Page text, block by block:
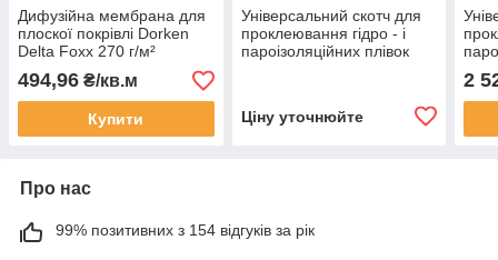
Дифузійна мембрана для
плоскої покрівлі Dorken
Delta Foxx 270 г/м²
1.50х50м
494,96 ₴/кв.м
Купити
Універсальний скотч для
проклеювання гідро - і
пароізоляційних плівок
Ціну уточнюйте
2
Про нас
99% позитивних з 154 відгуків за рік